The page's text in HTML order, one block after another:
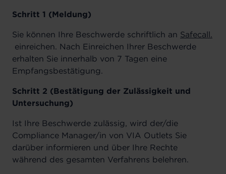
Schritt 1 (Meldung)
Sie können Ihre Beschwerde schriftlich an Safecall.
einreichen. Nach Einreichen Ihrer Beschwerde
erhalten Sie innerhalb von 7 Tagen eine
Empfangsbestätigung.
Schritt 2 (Bestätigung der Zulässigkeit und
Untersuchung)
Ist Ihre Beschwerde zulässig, wird der/die
Compliance Manager/in von VIA Outlets Sie
darüber informieren und über Ihre Rechte
während des gesamten Verfahrens belehren.